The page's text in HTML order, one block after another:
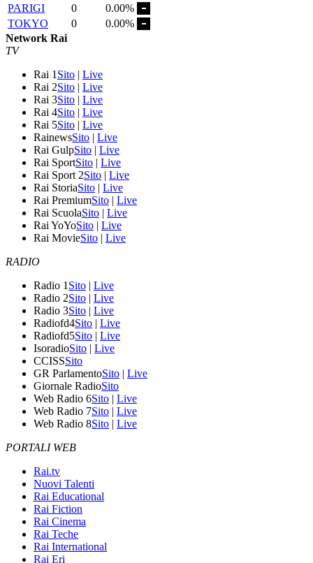
PARIGI
0
0.00%
TOKYO
0
0.00%
Network Rai
TV
Rai 1 Sito | Live
Rai 2Sito | Live
Rai 3Sito | Live
Rai 4Sito | Live
Rai 5Sito | Live
RainewsSito | Live
Rai GulpSito | Live
Rai SportSito | Live
Rai Sport 2Sito | Live
Rai StoriaSito | Live
Rai PremiumSito | Live
Rai ScuolaSito | Live
Rai YoYoSito | Live
Rai MovieSito | Live
RADIO
Radio 1 Sito | Live
Radio 2Sito | Live
Radio 3Sito | Live
Radiofd4Sito | Live
Radiofd5Sito | Live
IsoradioSito | Live
CCISSSito
GR ParlamentoSito | Live
Giornale RadioSito
Web Radio 6Sito | Live
Web Radio 7Sito | Live
Web Radio 8Sito | Live
PORTALI WEB
Rai.tv
Nuovi Talenti
Rai Educational
Rai Fiction
Rai Cinema
Rai Teche
Rai International
Rai Eri